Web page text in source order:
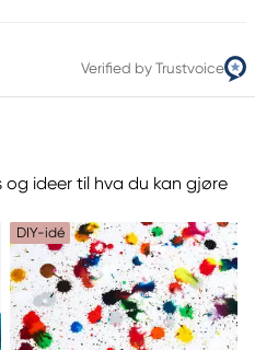
Verified by Trustvoice
og ideer til hva du kan gjøre
DIY-idé